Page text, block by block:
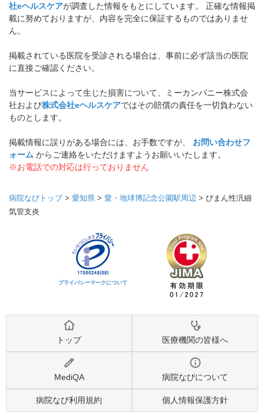
社eヘルスケアが調査した情報をもとにしています。 正確な情報掲
載に努めておりますが、内容を完全に保証するものではありませ
ん。
掲載されている医院を受診される場合は、事前に必ず該当の医院
に直接ご確認ください。
当サービスによって生じた損害について、ミーカンパニー株式会
社および株式会社eヘルスケアではその賠償の責任を一切負わない
ものとします。
掲載情報に誤りがある場合には、お手数ですが、 お問い合わせフ
ォーム からご連絡をいただけますようお願いいたします。
※お電話での対応は行っておりません
病院なびトップ> 愛知県 > 愛・地球博記念公園駅周辺 > びまん性汎細
気管支炎
プライバシーマークについて
トップ 医療機関の皆様へ
MediQA 病院なびについて
病院なび利用規約 個人情報保護方針